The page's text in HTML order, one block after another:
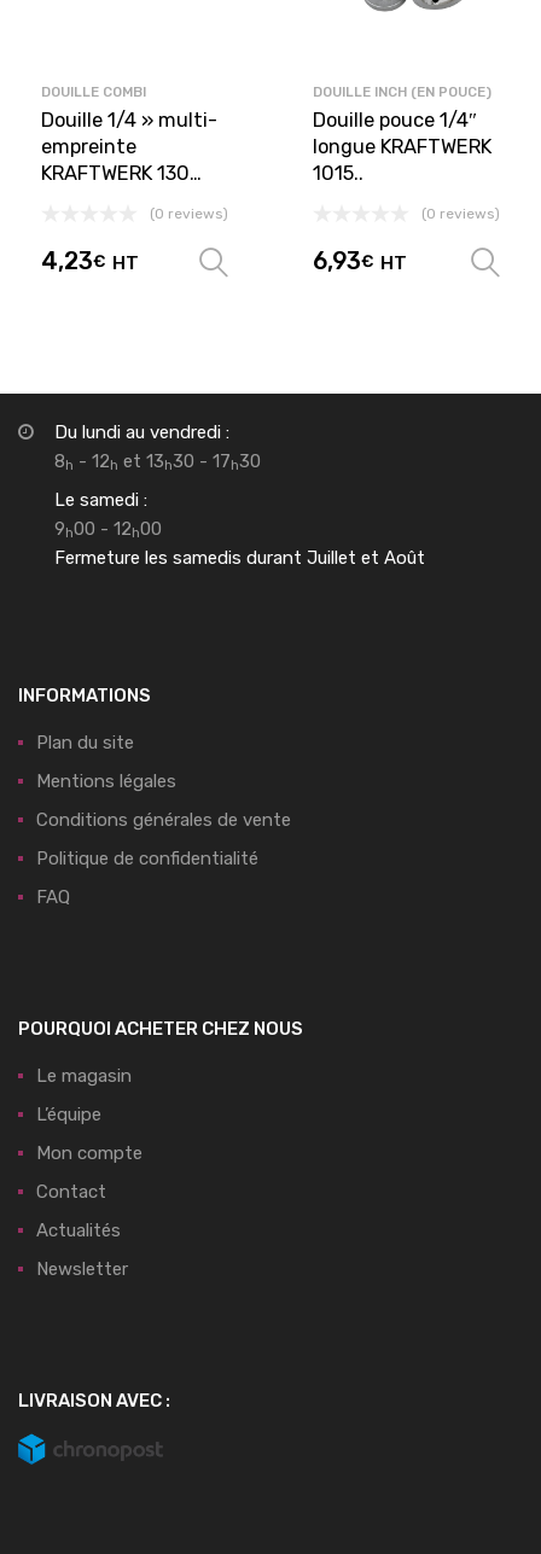
DOUILLE COMBI
Douille 1/4 » multi-
empreinte
KRAFTWERK 130…
(0 reviews)
4,23€ HT Choix des options
DOUILLE INCH (EN POUCE)
Douille pouce 1/4″
longue KRAFTWERK
1015..
(0 reviews)
6,93€ HT
Du lundi au vendredi :
8h - 12h et 13h30 - 17h30
Le samedi :
9h00 - 12h00
Fermeture les samedis durant Juillet et Août
INFORMATIONS
Plan du site
Mentions légales
Conditions générales de vente
Politique de confidentialité
FAQ
POURQUOI ACHETER CHEZ NOUS
Le magasin
L’équipe
Mon compte
Contact
Actualités
Newsletter
LIVRAISON AVEC :